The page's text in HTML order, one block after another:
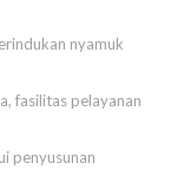
nyamuk
fasilitas pelayanan
penyusunan